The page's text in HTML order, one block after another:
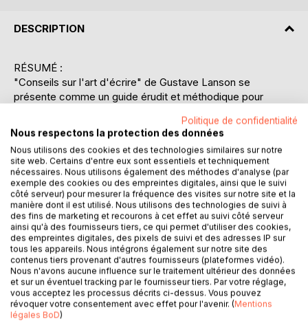
DESCRIPTION
RÉSUMÉ :
"Conseils sur l'art d'écrire" de Gustave Lanson se
présente comme un guide érudit et méthodique pour
rédactionnelles. L'ouvrage explore en profondeur les
dimensions stylistiques, rhétoriques et dialectiques de
l'écriture, offrant une approche rigoureuse et structurée.
Lanson, reconnu pour sa contribution à l'analyse littéraire,
propose des techniques éprouvées pour développer un
style clair et convaincant. Il aborde des concepts
fondamentaux tels que la construction d'arguments
logiques, l'importance de la cohérence narrative, et la
maîtrise des figures de style. Le livre se distingue par son
approche académique, rendant les principes de l'art
d'écrire accessibles aux étudiants, chercheurs et écrivains
en herbe. Lanson illustre ses conseils par des exemples
concrets tirés de la littérature classique, permettant au
lecteur de comprendre comment les grands auteurs ont su
Politique de confidentialité
Nous respectons la protection des données
Nous utilisons des cookies et des technologies similaires sur notre
site web. Certains d'entre eux sont essentiels et techniquement
nécessaires. Nous utilisons également des méthodes d'analyse (par
exemple des cookies ou des empreintes digitales, ainsi que le suivi
côté serveur) pour mesurer la fréquence des visites sur notre site et la
manière dont il est utilisé. Nous utilisons des technologies de suivi à
des fins de marketing et recourons à cet effet au suivi côté serveur
ainsi qu'à des fournisseurs tiers, ce qui permet d'utiliser des cookies,
des empreintes digitales, des pixels de suivi et des adresses IP sur
tous les appareils. Nous intégrons également sur notre site des
contenus tiers provenant d'autres fournisseurs (plateformes vidéo).
Nous n'avons aucune influence sur le traitement ultérieur des données
et sur un éventuel tracking par le fournisseur tiers. Par votre réglage,
vous acceptez les processus décrits ci-dessus. Vous pouvez
révoquer votre consentement avec effet pour l'avenir. (Mentions
légales BoD)